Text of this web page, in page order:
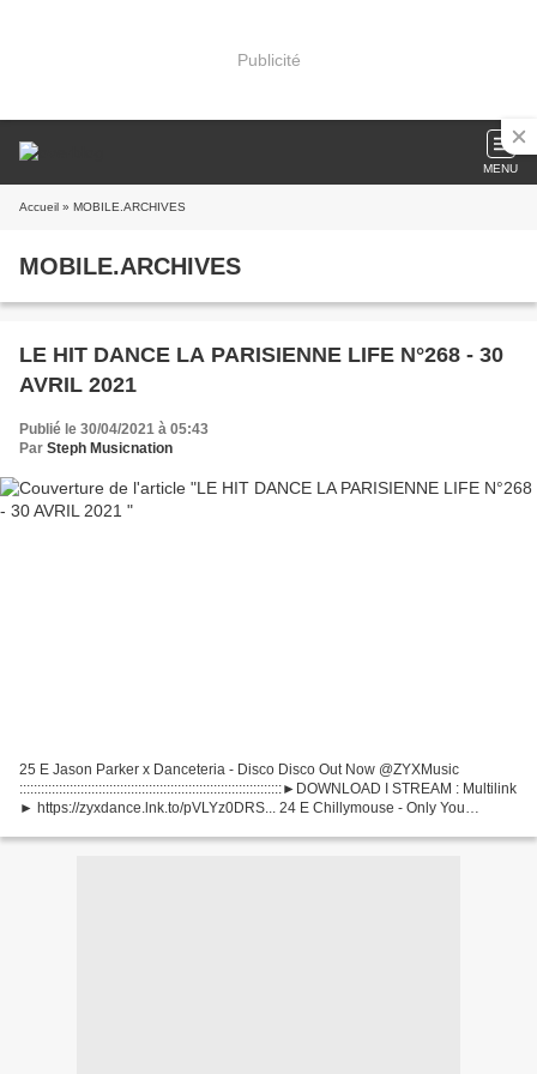
Publicité
MENU
Accueil » MOBILE.ARCHIVES
MOBILE.ARCHIVES
LE HIT DANCE LA PARISIENNE LIFE N°268 - 30
AVRIL 2021
Publié le 30/04/2021 à 05:43
Par Steph Musicnation
25 E Jason Parker x Danceteria - Disco Disco Out Now @ZYXMusic
:::::::::::::::::::::::::::::::::::::::::::::::::::::::::::::::::::::::::►DOWNLOAD I STREAM : Multilink
► https://zyxdance.lnk.to/pVLYz0DRS... 24 E Chillymouse - Only You